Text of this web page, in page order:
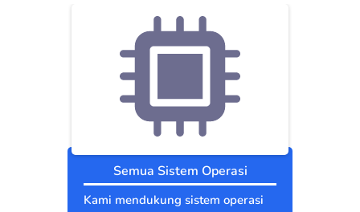
Semua Sistem Operasi
Kami mendukung sistem operasi